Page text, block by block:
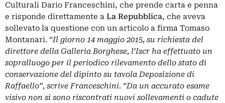
Culturali Dario Franceschini, che prende carta e penna
e risponde direttamente a La Repubblica, che aveva
sollevato la questione con un articolo a firma Tomaso
Montanari. “Il giorno 14 maggio 2015, su richiesta del
direttore della Galleria Borghese, l’Iscr ha effettuato un
sopralluogo per il periodico rilevamento dello stato di
conservazione del dipinto su tavola Deposizione di
Raffaello”, scrive Franceschini. “Da un accurato esame
visivo non si sono riscontrati nuovi sollevamenti o cadute